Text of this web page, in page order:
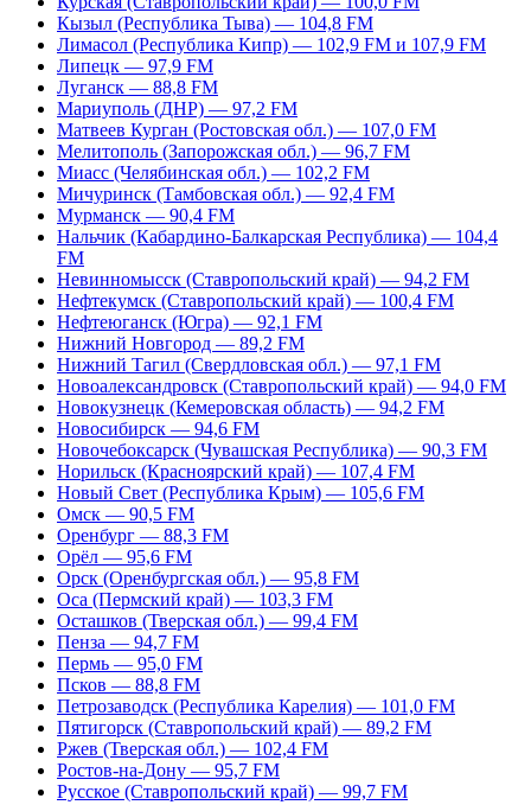
Кызыл (Республика Тыва) — 104,8 FM
Лимасол (Республика Кипр) — 102,9 FM и 107,9 FM
Липецк — 97,9 FM
Луганск — 88,8 FM
Мариуполь (ДНР) — 97,2 FM
Матвеев Курган (Ростовская обл.) — 107,0 FM
Мелитополь (Запорожская обл.) — 96,7 FM
Миасс (Челябинская обл.) — 102,2 FM
Мичуринск (Тамбовская обл.) — 92,4 FM
Мурманск — 90,4 FM
Нальчик (Кабардино-Балкарская Республика) — 104,4
FM
Невинномысск (Ставропольский край) — 94,2 FM
Нефтекумск (Ставропольский край) — 100,4 FM
Нефтеюганск (Югра) — 92,1 FM
Нижний Новгород — 89,2 FM
Нижний Тагил (Свердловская обл.) — 97,1 FM
Новоалександровск (Ставропольский край) — 94,0 FM
Новокузнецк (Кемеровская область) — 94,2 FM
Новосибирск — 94,6 FM
Новочебоксарск (Чувашская Республика) — 90,3 FM
Норильск (Красноярский край) — 107,4 FM
Новый Свет (Республика Крым) — 105,6 FM
Омск — 90,5 FM
Оренбург — 88,3 FM
Орёл — 95,6 FM
Орск (Оренбургская обл.) — 95,8 FM
Оса (Пермский край) — 103,3 FM
Осташков (Тверская обл.) — 99,4 FM
Пенза — 94,7 FM
Пермь — 95,0 FM
Псков — 88,8 FM
Петрозаводск (Республика Карелия) — 101,0 FM
Пятигорск (Ставропольский край) — 89,2 FM
Ржев (Тверская обл.) — 102,4 FM
Ростов-на-Дону — 95,7 FM
Русское (Ставропольский край) — 99,7 FM